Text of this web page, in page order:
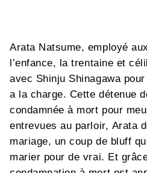
Arata Natsume, employé
l’enfance, la trentaine et
avec Shinju Shinagawa
a la charge. Cette détenue
condamnée à mort pour
entrevues au parloir, Arata
mariage, un coup de bluff
marier pour de vrai. Et